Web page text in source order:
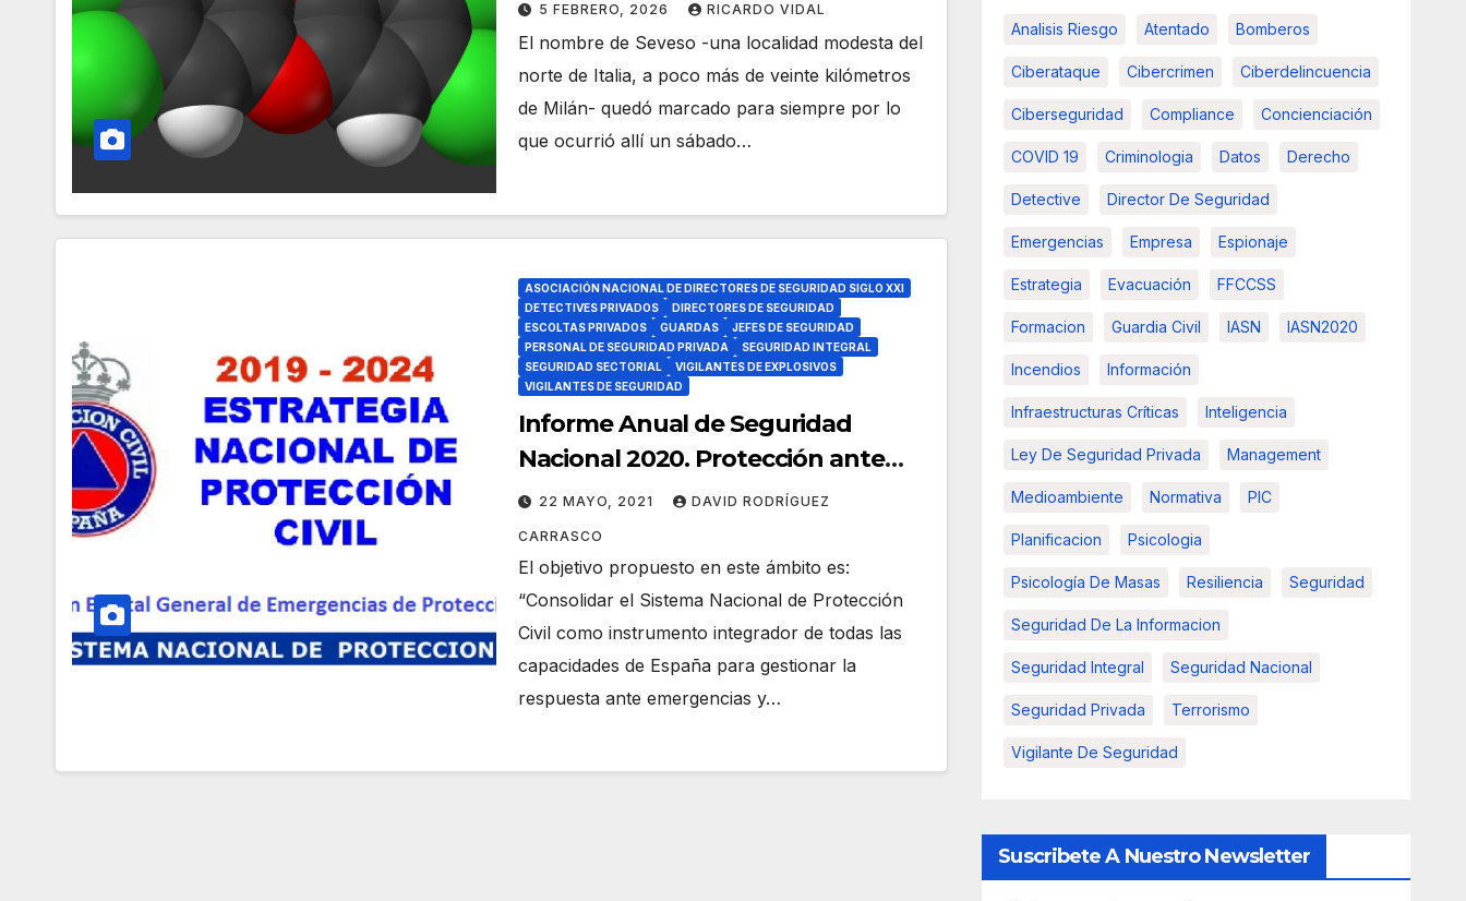
5 FEBRERO, 2026 RICARDO VIDAL
El nombre de Seveso -una localidad modesta del
norte de Italia, a poco más de veinte kilómetros
de Milán- quedó marcado para siempre por lo
que ocurrió allí un sábado…
ASOCIACIÓN NACIONAL DE DIRECTORES DE SEGURIDAD SIGLO XXI
DETECTIVES PRIVADOS
DIRECTORES DE SEGURIDAD
ESCOLTAS PRIVADOS
GUARDAS
JEFES DE SEGURIDAD
PERSONAL DE SEGURIDAD PRIVADA
SEGURIDAD INTEGRAL
SEGURIDAD SECTORIAL
VIGILANTES DE EXPLOSIVOS
VIGILANTES DE SEGURIDAD
Informe Anual de Seguridad
Nacional 2020. Protección ante
Emergencias y Catástrofes.
22 MAYO, 2021 DAVID RODRÍGUEZ
CARRASCO
El objetivo propuesto en este ámbito es:
“Consolidar el Sistema Nacional de Protección
Civil como instrumento integrador de todas las
capacidades de España para gestionar la
respuesta ante emergencias y…
Analisis Riesgo Atentado Bomberos
Ciberataque Cibercrimen Ciberdelincuencia
Ciberseguridad Compliance Concienciación
COVID 19 Criminologia Datos Derecho
Detective Director De Seguridad
Emergencias Empresa Espionaje
Estrategia Evacuación FFCCSS
Formacion Guardia Civil IASN IASN2020
Incendios Información
Infraestructuras Críticas Inteligencia
Ley De Seguridad Privada Management
Medioambiente Normativa PIC
Planificacion Psicologia
Psicología De Masas Resiliencia Seguridad
Seguridad De La Informacion
Seguridad Integral Seguridad Nacional
Seguridad Privada Terrorismo
Vigilante De Seguridad
Suscribete A Nuestro Newsletter